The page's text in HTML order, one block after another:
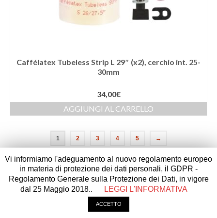
Caffélatex Tubeless Strip L 29″ (x2), cerchio int. 25-
30mm
34,00€
AGGIUNGI AL CARRELLO
1 2 3 4 5 →
© 2026 Cravero Paolo e c.snc p.iva 01872850043 - realizzato da
Privacy & Cookies Policy|CONDIZIONI DI VENDITA
Vi informiamo l'adeguamento al nuovo regolamento europeo
in materia di protezione dei dati personali, il GDPR -
Regolamento Generale sulla Protezione dei Dati, in vigore
dal 25 Maggio 2018..
LEGGI L'INFORMATIVA
ACCETTO